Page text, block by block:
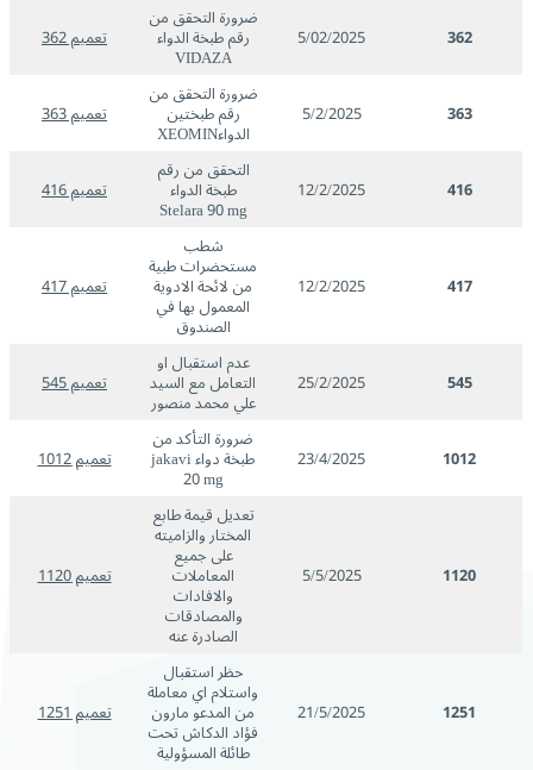
362
5/02/2025
ضرورة التحقق من
رقم طبخة الدواء
VIDAZA
تعميم 362
363
5/2/2025
ضرورة التحقق من
رقم طبختين
الدواءXEOMIN
تعميم 363
416
12/2/2025
التحقق من رقم
طبخة الدواء
Stelara 90 mg
تعميم 416
417
12/2/2025
شطب
مستحضرات طبية
من لائحة الادوية
المعمول بها في
الصندوق
تعميم 417
545
25/2/2025
عدم استقبال او
التعامل مع السيد
علي محمد منصور
تعميم 545
1012
23/4/2025
ضرورة التأكد من
طبخة دواء jakavi
20 mg
تعميم 1012
1120
5/5/2025
تعديل قيمة طابع
المختار والزاميته
على جميع
المعاملات
والافادات
والمصادقات
الصادرة عنه
تعميم 1120
1251
21/5/2025
حظر استقبال
واستلام اي معاملة
من المدعو مارون
فؤاد الدكاش تحت
طائلة المسؤولية
تعميم 1251